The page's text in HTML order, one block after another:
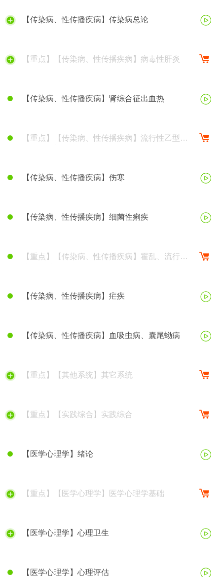
【传染病、性传播疾病】传染病总论
【重点】【传染病、性传播疾病】病毒性肝炎
【传染病、性传播疾病】肾综合征出血热
【重点】【传染病、性传播疾病】流行性乙型脑
【传染病、性传播疾病】伤寒
【传染病、性传播疾病】细菌性痢疾
【重点】【传染病、性传播疾病】霍乱、流行性
【传染病、性传播疾病】疟疾
【传染病、性传播疾病】血吸虫病、囊尾蚴病
【重点】【其他系统】其它系统
【重点】【实践综合】实践综合
【医学心理学】绪论
【重点】【医学心理学】医学心理学基础
【医学心理学】心理卫生
【医学心理学】心理评估